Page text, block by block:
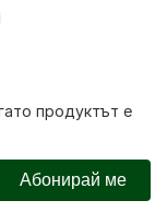
продуктът е
Абонирай ме